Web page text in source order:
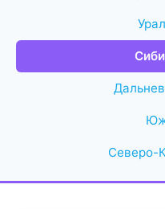
Северо-